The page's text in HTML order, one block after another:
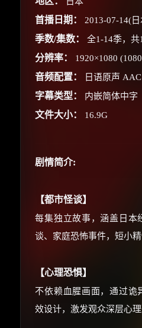
首播日期： 2013-07-14(
季数/集数： 全1-14季，共
分辨率： 1920×1080
音频配置： 日语原声
字幕类型： 内嵌简体中字
文件大小： 16.9G
剧情简介:
【都市怪谈】
每集独立故事，涵盖日本
谈、家庭恐怖事件，短小精
【心理恐惧】
不依赖血腥画面，通过诡
效设计，激发观众深层心理
🧧 福利领取站
价格有浮动，请直接
优惠券、活动红包
⚡